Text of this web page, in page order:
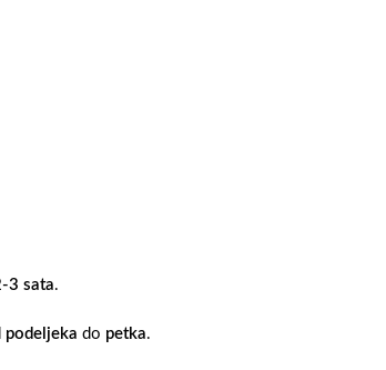
3 sata.
podeljeka do petka.